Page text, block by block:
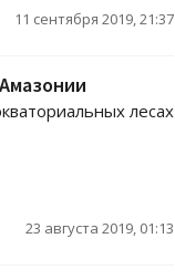
11 сентября 2019, 21:37
лесах
23 августа 2019, 01:13